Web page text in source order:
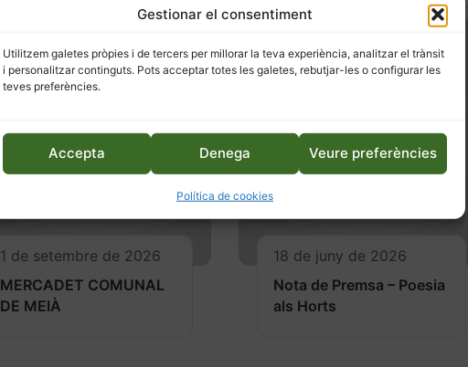
Gestionar el consentiment
Utilitzem galetes pròpies i de tercers per millorar la teva experiència, analitzar el trànsit
i personalitzar continguts. Pots acceptar totes les galetes, rebutjar-les o configurar les
teves preferències.
Accepta Denega Veure preferències
Política de cookies
1 de setembre de 2026
MERCADET COMUNAL
DE MEIÀ
18 de juny de 2026
Nota de Premsa – Poesia
als Horts